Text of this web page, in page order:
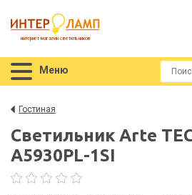
интернет-магазин светильников
Меню
Гостиная
Светильник Arte
A5930PL-1SI